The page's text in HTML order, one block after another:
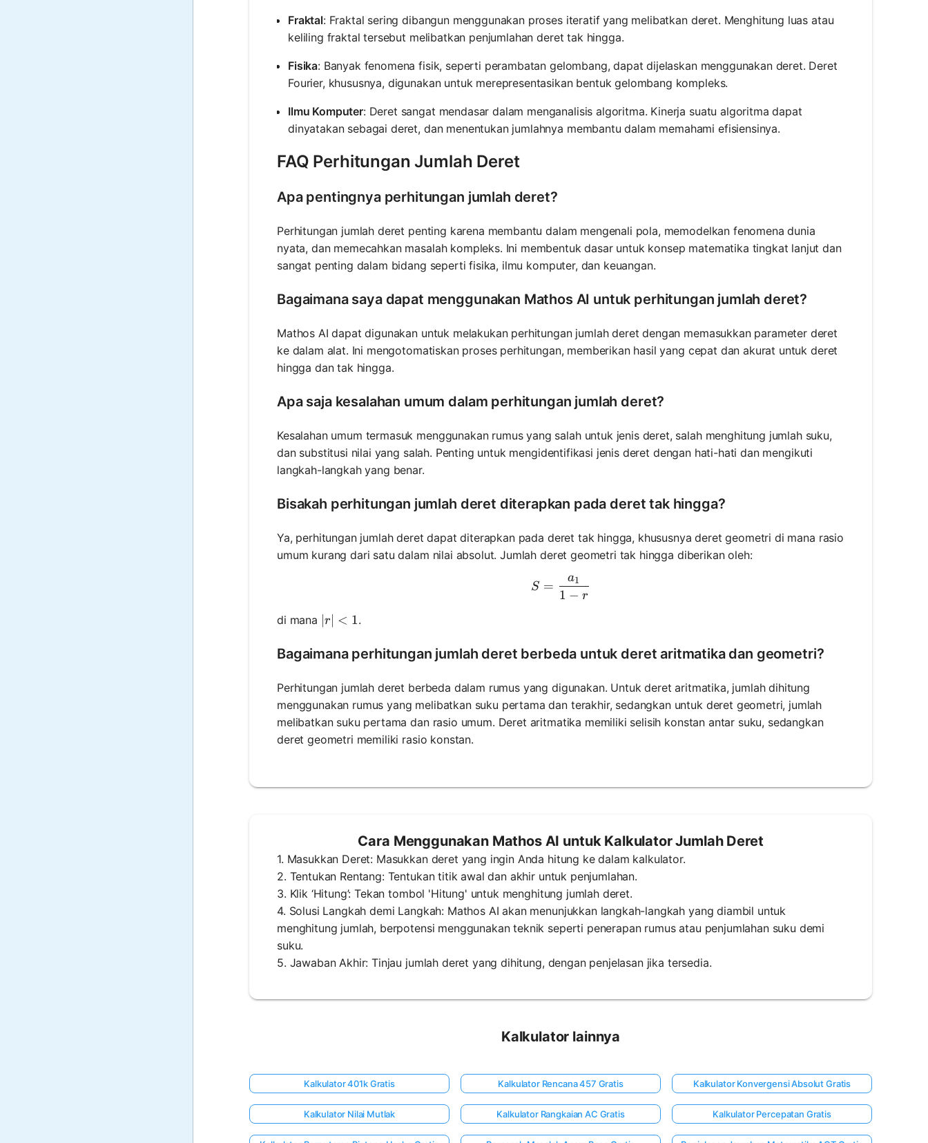
Fraktal: Fraktal sering dibangun menggunakan proses iteratif yang melibatkan deret. Menghitung luas atau
keliling fraktal tersebut melibatkan penjumlahan deret tak hingga.
Fisika: Banyak fenomena fisik, seperti perambatan gelombang, dapat dijelaskan menggunakan deret. Deret
Fourier, khususnya, digunakan untuk merepresentasikan bentuk gelombang kompleks.
Ilmu Komputer: Deret sangat mendasar dalam menganalisis algoritma. Kinerja suatu algoritma dapat
dinyatakan sebagai deret, dan menentukan jumlahnya membantu dalam memahami efisiensinya.
FAQ Perhitungan Jumlah Deret
Apa pentingnya perhitungan jumlah deret?
Perhitungan jumlah deret penting karena membantu dalam mengenali pola, memodelkan fenomena dunia
nyata, dan memecahkan masalah kompleks. Ini membentuk dasar untuk konsep matematika tingkat lanjut dan
sangat penting dalam bidang seperti fisika, ilmu komputer, dan keuangan.
Bagaimana saya dapat menggunakan Mathos AI untuk perhitungan jumlah deret?
Mathos AI dapat digunakan untuk melakukan perhitungan jumlah deret dengan memasukkan parameter deret
ke dalam alat. Ini mengotomatiskan proses perhitungan, memberikan hasil yang cepat dan akurat untuk deret
hingga dan tak hingga.
Apa saja kesalahan umum dalam perhitungan jumlah deret?
Kesalahan umum termasuk menggunakan rumus yang salah untuk jenis deret, salah menghitung jumlah suku,
dan substitusi nilai yang salah. Penting untuk mengidentifikasi jenis deret dengan hati-hati dan mengikuti
langkah-langkah yang benar.
Bisakah perhitungan jumlah deret diterapkan pada deret tak hingga?
Ya, perhitungan jumlah deret dapat diterapkan pada deret tak hingga, khususnya deret geometri di mana rasio
umum kurang dari satu dalam nilai absolut. Jumlah deret geometri tak hingga diberikan oleh:
S = \frac{a_1}{1 - r}
S =
1 − r
a1
di mana |r| < 1
r < 1.
Bagaimana perhitungan jumlah deret berbeda untuk deret aritmatika dan geometri?
Perhitungan jumlah deret berbeda dalam rumus yang digunakan. Untuk deret aritmatika, jumlah dihitung
menggunakan rumus yang melibatkan suku pertama dan terakhir, sedangkan untuk deret geometri, jumlah
melibatkan suku pertama dan rasio umum. Deret aritmatika memiliki selisih konstan antar suku, sedangkan
deret geometri memiliki rasio konstan.
Cara Menggunakan Mathos AI untuk Kalkulator Jumlah Deret
1. Masukkan Deret: Masukkan deret yang ingin Anda hitung ke dalam kalkulator.
2. Tentukan Rentang: Tentukan titik awal dan akhir untuk penjumlahan.
3. Klik ‘Hitung’: Tekan tombol 'Hitung' untuk menghitung jumlah deret.
4. Solusi Langkah demi Langkah: Mathos AI akan menunjukkan langkah-langkah yang diambil untuk
menghitung jumlah, berpotensi menggunakan teknik seperti penerapan rumus atau penjumlahan suku demi
suku.
5. Jawaban Akhir: Tinjau jumlah deret yang dihitung, dengan penjelasan jika tersedia.
Kalkulator lainnya
Kalkulator 401k Gratis Kalkulator Rencana 457 Gratis Kalkulator Konvergensi Absolut Gratis
Kalkulator Nilai Mutlak Kalkulator Rangkaian AC Gratis Kalkulator Percepatan Gratis